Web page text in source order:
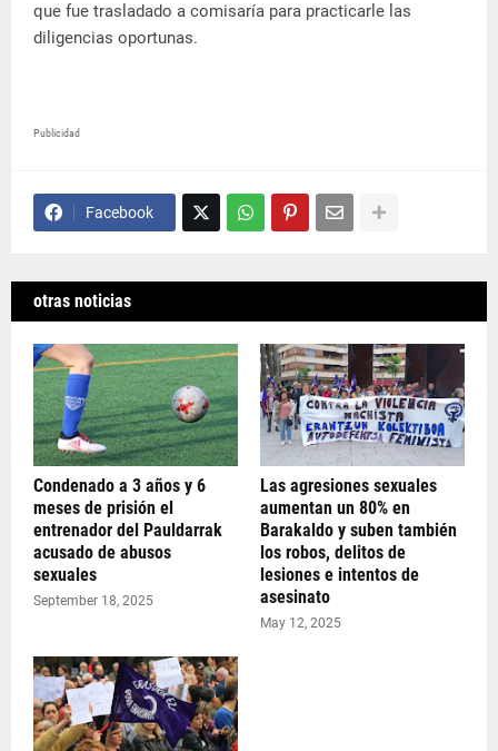
que fue trasladado a comisaría para practicarle las
diligencias oportunas.
Publicidad
Facebook
otras noticias
Condenado a 3 años y 6
meses de prisión el
entrenador del Pauldarrak
acusado de abusos
sexuales
September 18, 2025
Las agresiones sexuales
aumentan un 80% en
Barakaldo y suben también
los robos, delitos de
lesiones e intentos de
asesinato
May 12, 2025